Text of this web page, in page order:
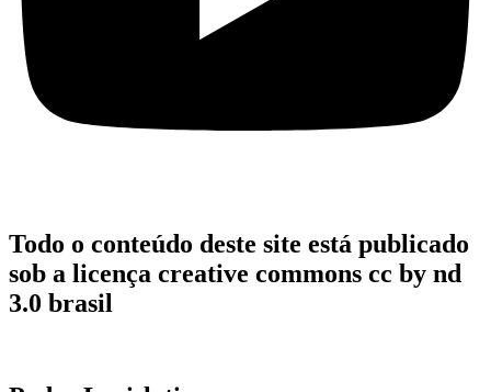
Todo o conteúdo deste site está publicado
sob a licença creative commons cc by nd
3.0 brasil